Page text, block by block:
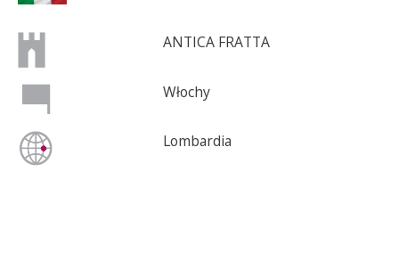
ANTICA FRATTA
Włochy
Lombardia